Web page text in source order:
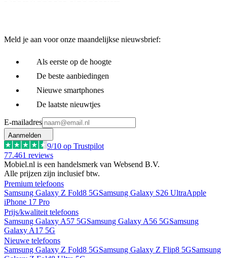
Meld je aan voor onze maandelijkse nieuwsbrief:
Als eerste op de hoogte
De beste aanbiedingen
Nieuwe smartphones
De laatste nieuwtjes
E-mailadres
Aanmelden
9/10 op Trustpilot
77.461 reviews
Mobiel.nl is een handelsmerk van Websend B.V.
Alle prijzen zijn inclusief btw.
Premium telefoons
Samsung Galaxy Z Fold8 5GSamsung Galaxy S26 UltraApple
iPhone 17 Pro
Prijs/kwaliteit telefoons
Samsung Galaxy A57 5GSamsung Galaxy A56 5GSamsung
Galaxy A17 5G
Nieuwe telefoons
Samsung Galaxy Z Fold8 5GSamsung Galaxy Z Flip8 5GSamsung